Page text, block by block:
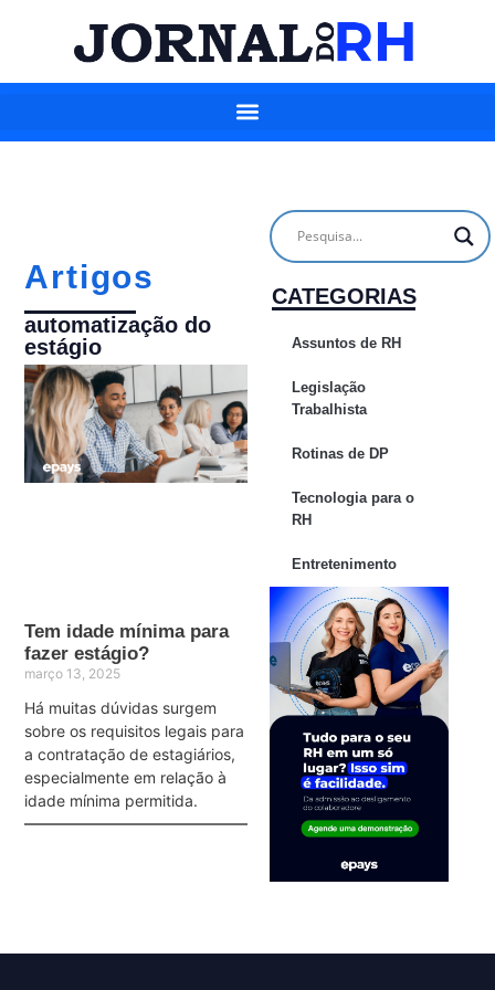
Artigos
automatização do
estágio
Tem idade mínima para
fazer estágio?
março 13, 2025
Há muitas dúvidas surgem
sobre os requisitos legais para
a contratação de estagiários,
especialmente em relação à
idade mínima permitida.
CATEGORIAS
Assuntos de RH
Legislação
Trabalhista
Rotinas de DP
Tecnologia para o
RH
Entretenimento